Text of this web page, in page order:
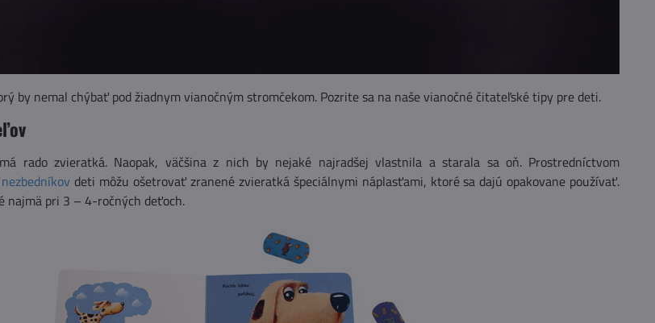
by nemal chýbať pod žiadnym vianočným stromčekom. Pozrite sa na naše vianočné čitateľské tipy pre deti.
rado zvieratká. Naopak, väčšina z nich by nejaké najradšej vlastnila a starala sa oň. Prostredníctvom
deti môžu ošetrovať zranené zvieratká špeciálnymi náplasťami, ktoré sa dajú opakovane používať.
najmä pri 3 – 4-ročných deťoch.